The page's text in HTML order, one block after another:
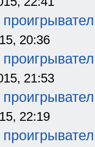
20:36
21:53
22:19